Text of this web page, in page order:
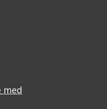
med